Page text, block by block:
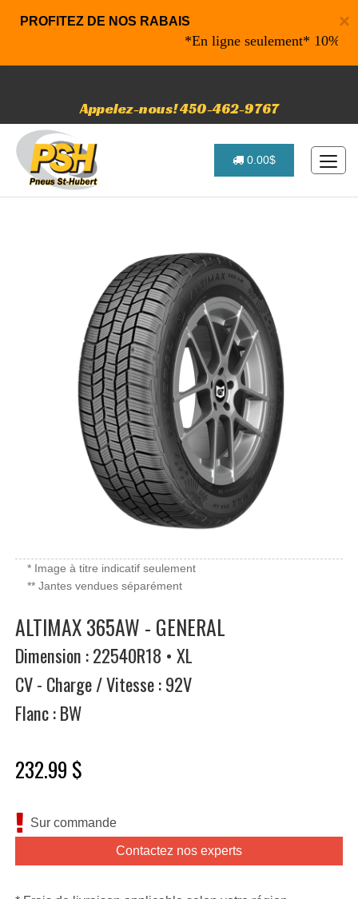
×
PROFITEZ DE NOS RABAIS
*En ligne seulement* 10% de
Appelez-nous! 450-462-9767
0.00$
* Image à titre indicatif seulement
** Jantes vendues séparément
ALTIMAX 365AW - GENERAL
Dimension : 22540R18 • XL
CV - Charge / Vitesse : 92V
Flanc : BW
232.99 $
Sur commande
Contactez nos experts